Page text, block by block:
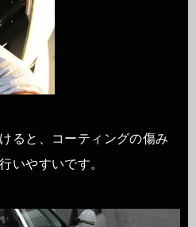
ると、コーティングの傷み
いやすいです。